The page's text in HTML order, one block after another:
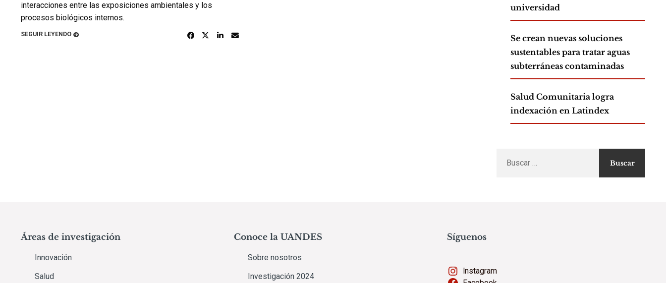
interacciones entre las exposiciones ambientales y los
procesos biológicos internos.
SEGUIR LEYENDO
universidad
Se crean nuevas soluciones
sustentables para tratar aguas
subterráneas contaminadas
Salud Comunitaria logra
indexación en Latindex
por:
Áreas de investigación
Innovación
Salud
Conoce la UANDES
Sobre nosotros
Investigación 2024
Síguenos
Instagram